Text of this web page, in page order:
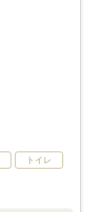
トイレ